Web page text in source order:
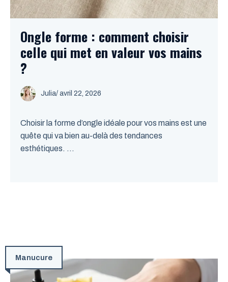
Ongle forme : comment choisir
celle qui met en valeur vos mains
?
Julia/ avril 22, 2026
Choisir la forme d’ongle idéale pour vos mains est une
quête qui va bien au-delà des tendances
esthétiques. ...
Manucure